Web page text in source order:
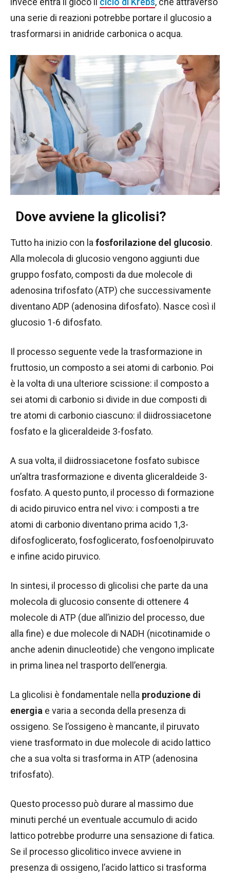
una serie di reazioni potrebbe portare il glucosio a
trasformarsi in anidride carbonica o acqua.
Dove avviene la glicolisi?
Tutto ha inizio con lafosforilazione del glucosio.
Alla molecola di glucosio vengono aggiunti due
gruppo fosfato, composti da due molecole di
adenosina trifosfato (ATP) che successivamente
diventano ADP (adenosina difosfato). Nasce così il
glucosio 1-6 difosfato.
Il processo seguente vede la trasformazione in
fruttosio, un composto a sei atomi di carbonio. Poi
è la volta di una ulteriore scissione: il composto a
sei atomi di carbonio si divide in due composti di
tre atomi di carbonio ciascuno: il diidrossiacetone
fosfato e la gliceraldeide 3-fosfato.
A sua volta, il diidrossiacetone fosfato subisce
un’altra trasformazione e diventa gliceraldeide 3-
fosfato. A questo punto, il processo di formazione
di acido piruvico entra nel vivo: i composti a tre
atomi di carbonio diventano prima acido 1,3-
difosfoglicerato, fosfoglicerato, fosfoenolpiruvato
e infine acido piruvico.
In sintesi, il processo di glicolisi che parte da una
molecola di glucosio consente di ottenere 4
molecole di ATP (due all’inizio del processo, due
alla fine) e due molecole di NADH (nicotinamide o
anche adenin dinucleotide) che vengono implicate
in prima linea nel trasporto dell’energia.
La glicolisi è fondamentale nella produzione di
energia e varia a seconda della presenza di
ossigeno. Se l’ossigeno è mancante, il piruvato
viene trasformato in due molecole di acido lattico
che a sua volta si trasforma in ATP (adenosina
trifosfato).
Questo processo può durare al massimo due
minuti perché un eventuale accumulo di acido
lattico potrebbe produrre una sensazione di fatica.
Se il processo glicolitico invece avviene in
presenza di ossigeno, l’acido lattico si trasforma